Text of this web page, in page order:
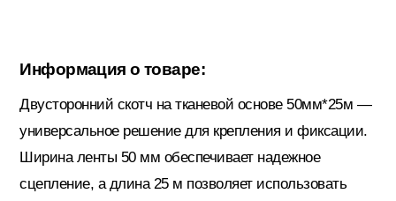
Декоративные штукатурки (готовые)
Картон; Плёнки; Мешки для
Информация о товаре:
Двусторонний скотч на тканевой основе 50мм*25м —
универсальное решение для крепления и фиксации.
Ширина ленты 50 мм обеспечивает надежное
сцепление, а длина 25 м позволяет использовать